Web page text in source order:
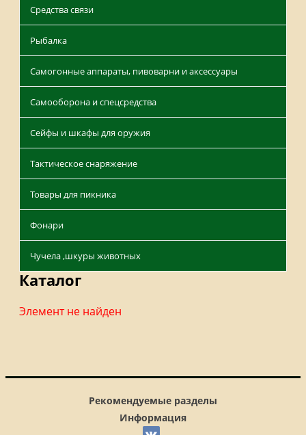
Средства связи
Рыбалка
Самогонные аппараты, пивоварни и аксессуары
Самооборона и спецсредства
Сейфы и шкафы для оружия
Тактическое снаряжение
Товары для пикника
Фонари
Чучела ,шкуры животных
Каталог
Элемент не найден
Рекомендуемые разделы
Информация